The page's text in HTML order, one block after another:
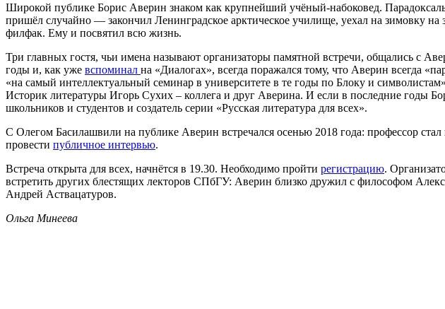
Широкой публике Борис Аверин знаком как крупнейший учёный-набоковед.
пришёл случайно — закончил Ленинградское арктическое училище, уехал на зимовку
филфак. Ему и посвятил всю жизнь.
Три главных гостя, чьи имена называют организаторы памятной встречи, общались с
годы и, как уже вспоминал на «Диалогах», всегда поражался тому, что Аверин всегда
«на самый интеллектуальный семинар в университете в те годы по Блоку и
Историк литературы Игорь Сухих – коллега и друг Аверина. И если в последние годы
школьников и студентов и создатель серии «Русская литература для всех».
С Олегом Басилашвили на публике Аверин встречался осенью 2018 года: профессор
провести публичное интервью.
Встреча открыта для всех, начнётся в 19.30. Необходимо пройти регистрацию.
встретить других блестящих лекторов СПбГУ: Аверин близко дружил с философом
Андрей Аствацатуров.
Ольга Минеева